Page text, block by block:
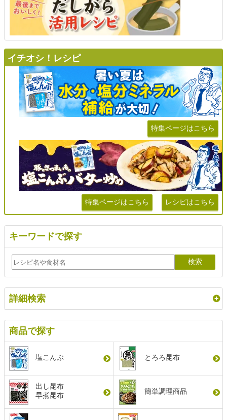
イチオシ！レシピ
特集ページはこちら
特集ページはこちら レシピはこちら
キーワードで探す
詳細検索
商品で探す
塩こんぶ とろろ昆布
出し昆布
早煮昆布
簡単調理商品